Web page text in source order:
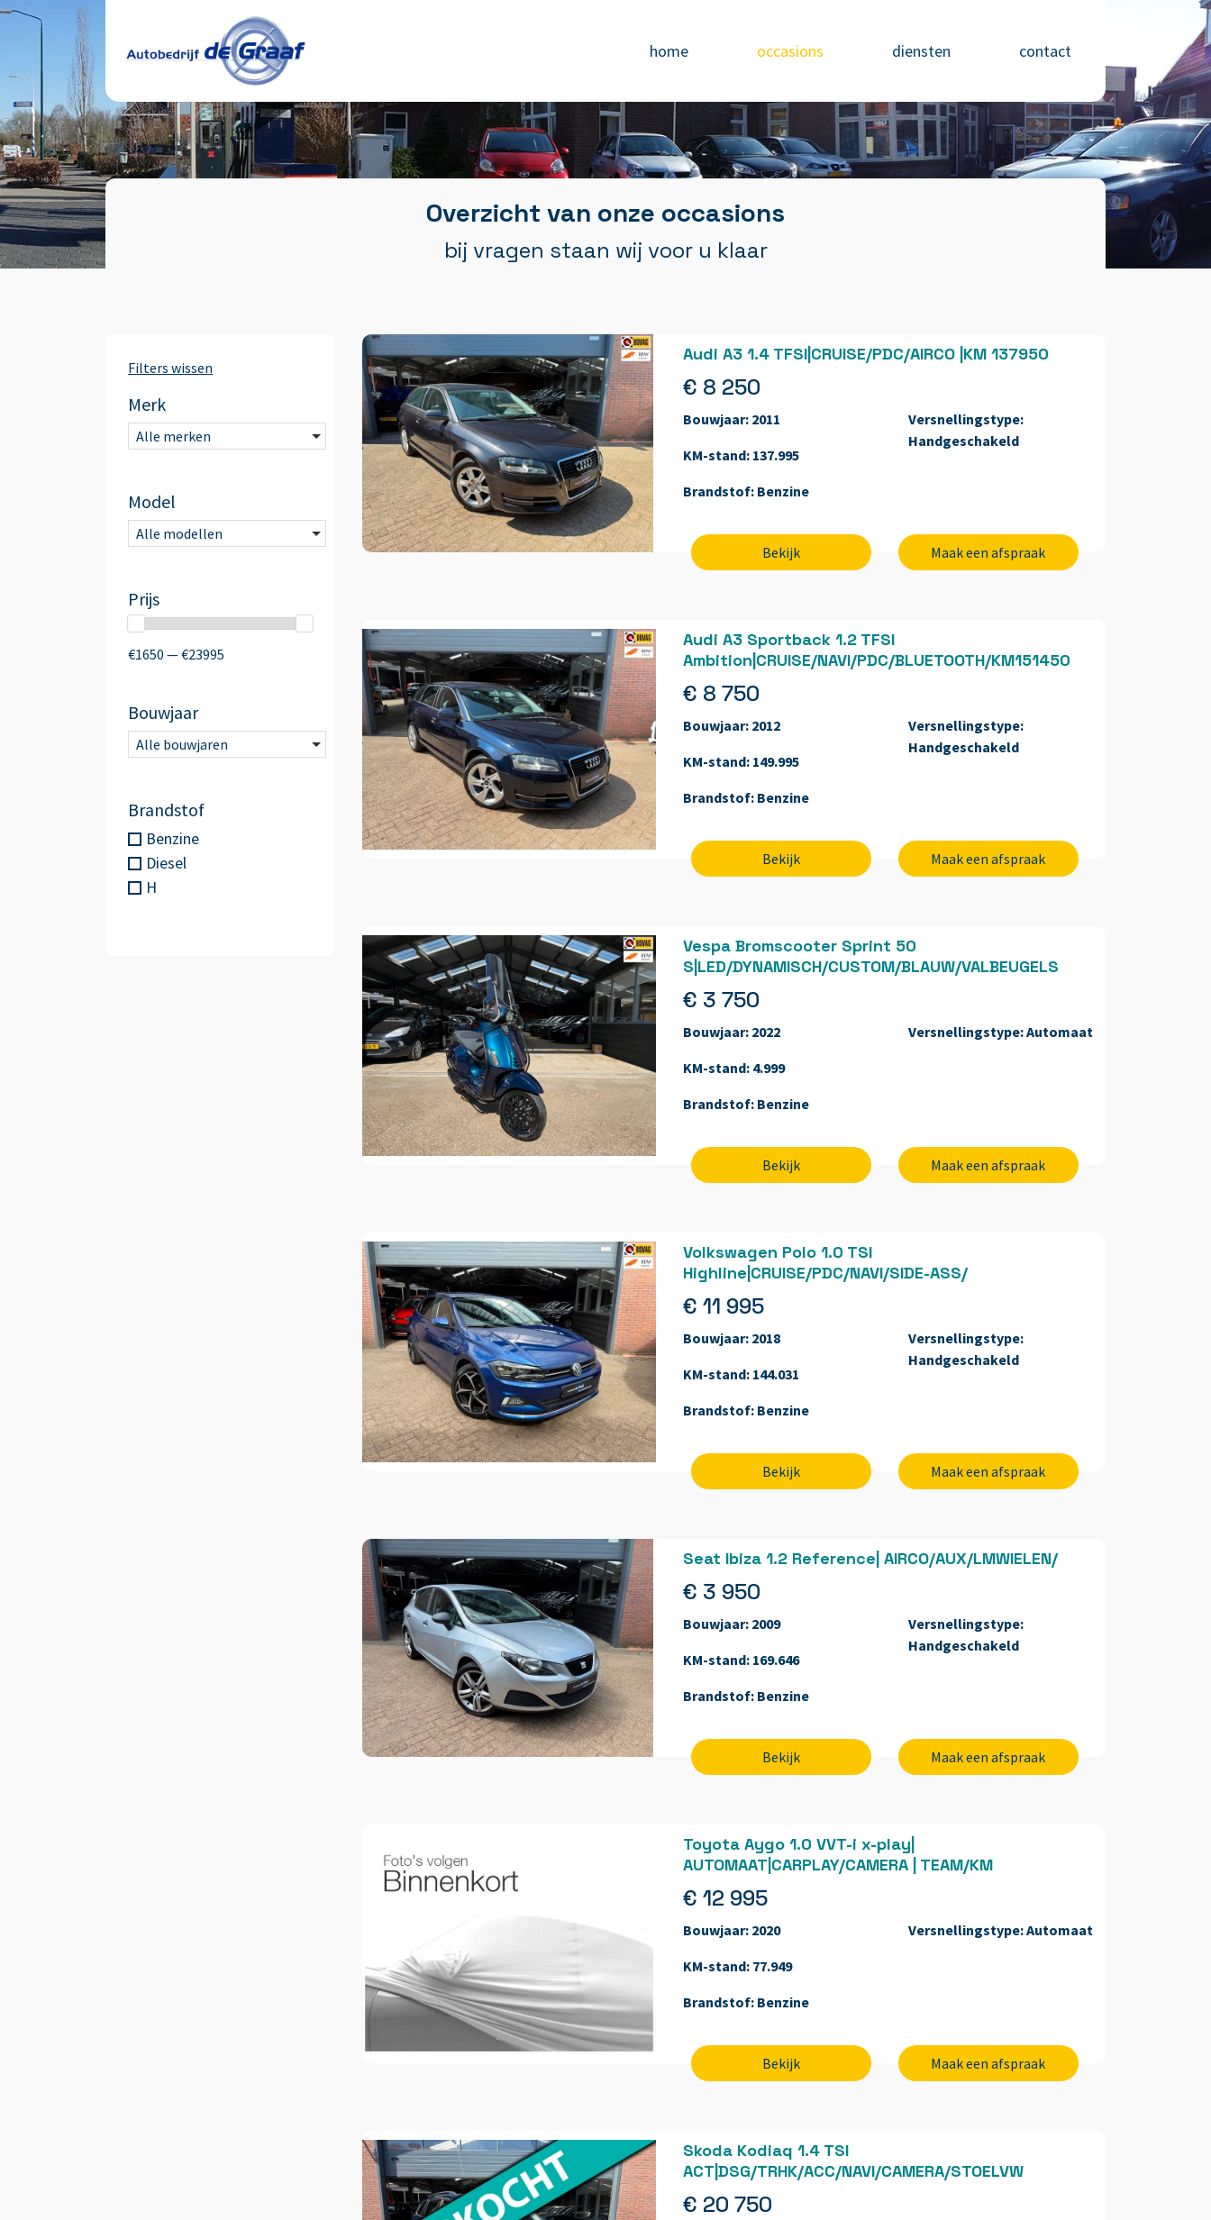
home occasions diensten contact
Overzicht van onze occasions
bij vragen staan wij voor u klaar
Filters wissen
Merk
Alle merken
Model
Alle modellen
Prijs
€1650 — €23995
Bouwjaar
Alle bouwjaren
Brandstof
Benzine
Diesel
H
Audi A3 1.4 TFSI|CRUISE/PDC/AIRCO |KM 137950
€ 8 250
Bouwjaar: 2011
KM-stand: 137.995
Brandstof: Benzine
Versnellingstype:
Handgeschakeld
Maak een afspraak
Bekijk
Audi A3 Sportback 1.2 TFSI
Ambition|CRUISE/NAVI/PDC/BLUETOOTH/KM151450
€ 8 750
Bouwjaar: 2012
KM-stand: 149.995
Brandstof: Benzine
Versnellingstype:
Handgeschakeld
Maak een afspraak
Bekijk
Vespa Bromscooter Sprint 50
S|LED/DYNAMISCH/CUSTOM/BLAUW/VALBEUGELS
€ 3 750
Bouwjaar: 2022
KM-stand: 4.999
Brandstof: Benzine
Versnellingstype:Automaat
Maak een afspraak
Bekijk
Volkswagen Polo 1.0 TSI
Highline|CRUISE/PDC/NAVI/SIDE-ASS/
€ 11 995
Bouwjaar: 2018
KM-stand: 144.031
Brandstof: Benzine
Versnellingstype:
Handgeschakeld
Maak een afspraak
Bekijk
Seat Ibiza 1.2 Reference| AIRCO/AUX/LMWIELEN/
€ 3 950
Bouwjaar: 2009
KM-stand: 169.646
Brandstof: Benzine
Versnellingstype:
Handgeschakeld
Maak een afspraak
Bekijk
Toyota Aygo 1.0 VVT-i x-play|
AUTOMAAT|CARPLAY/CAMERA | TEAM/KM
€ 12 995
Bouwjaar: 2020
KM-stand: 77.949
Brandstof: Benzine
Versnellingstype:Automaat
Maak een afspraak
Bekijk
Skoda Kodiaq 1.4 TSI
ACT|DSG/TRHK/ACC/NAVI/CAMERA/STOELVW
€ 20 750